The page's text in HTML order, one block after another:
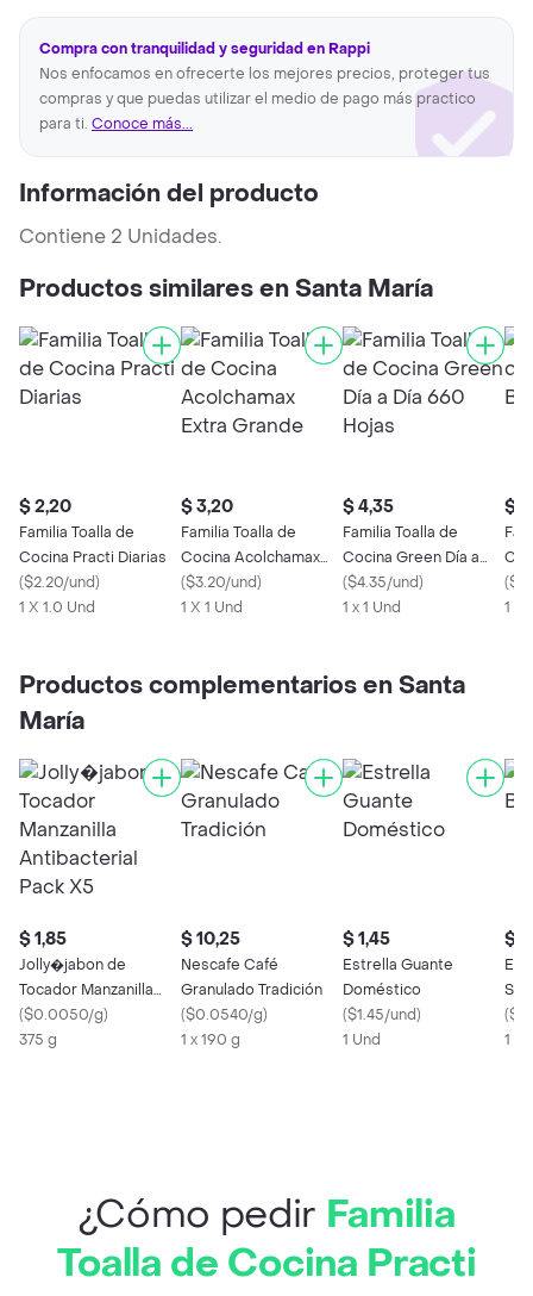
Compra con tranquilidad y seguridad en Rappi
Nos enfocamos en ofrecerte los mejores precios, proteger tus
compras y que puedas utilizar el medio de pago más practico
para ti. Conoce más...
Información del producto
Contiene 2 Unidades.
Productos similares en Santa María
$ 2,20
Familia Toalla de
Cocina Practi Diarias
($2.20/und)
1 X 1.0 Und
$ 3,20
Familia Toalla de
Cocina Acolchamax
Extra Grande
($3.20/und)
1 X 1 Und
$ 4,35
Familia Toalla de
Cocina Green Día a
Día 660 Hojas
($4.35/und)
1 x 1 Und
$
(
1
Productos complementarios en Santa
María
$ 1,85
Jolly�jabon de
Tocador Manzanilla
Antibacterial Pack X5
($0.0050/g)
375 g
$ 10,25
Nescafe Café
Granulado Tradición
($0.0540/g)
1 x 190 g
$ 1,45
Estrella Guante
Doméstico
($1.45/und)
1 Und
$
(
1 x
¿Cómo pedir Familia
Toalla de Cocina Practi